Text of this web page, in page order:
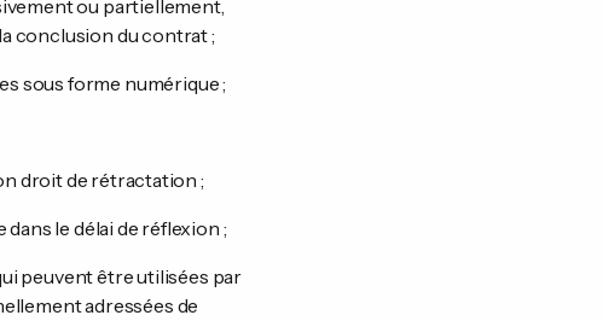
ou partiellement,
conclusion du contrat ;
sous forme numérique ;
droit de rétractation ;
le délai de réflexion ;
peuvent être utilisées par
adressées de